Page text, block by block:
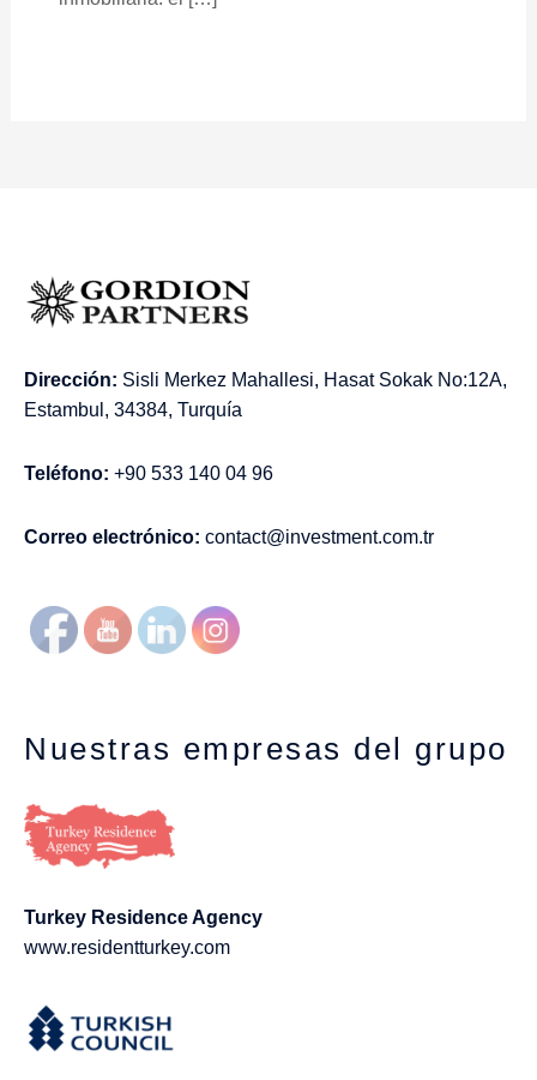
Dirección: Sisli Merkez Mahallesi, Hasat Sokak No:12A,
Estambul, 34384, Turquía
Teléfono: +90 533 140 04 96
Correo electrónico: contact@investment.com.tr
Nuestras empresas del grupo
Turkey Residence Agency
www.residentturkey.com